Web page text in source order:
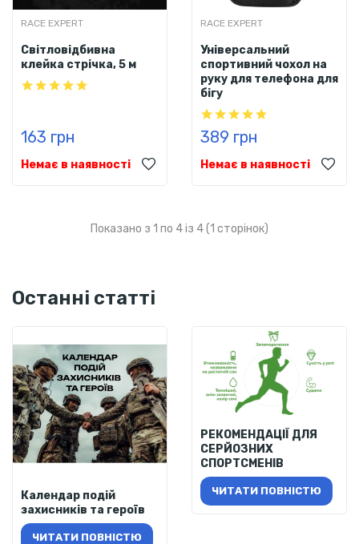
RACE EXPERT
Світловідбивна
клейка стрічка, 5 м
163 грн
Немає в наявності
RACE EXPERT
Універсальний
спортивний чохол на
руку для телефона для
бігу
389 грн
Немає в наявності
Показано з 1 по 4 із 4 (1 сторінок)
Останні статті
Календар подій
захисників та героїв
ЧИТАТИ ПОВНІСТЮ
РЕКОМЕНДАЦІЇ ДЛЯ
СЕРЙОЗНИХ
СПОРТСМЕНІВ
ЧИТАТИ ПОВНІСТЮ